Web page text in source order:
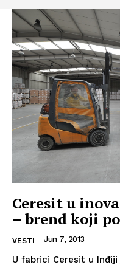
Ceresit u
– brend koji
VESTI Jun 7, 2013
U fabrici Ceresit u